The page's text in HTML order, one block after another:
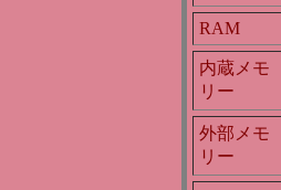
RAM
内蔵メモ
リー
外部メモ
リー